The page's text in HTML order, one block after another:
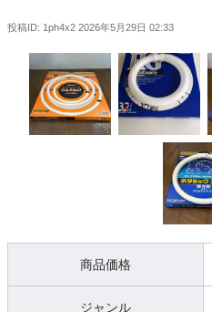
投稿ID: 1ph4x2 2026年5月29日 02:33
商品価格
ジャンル